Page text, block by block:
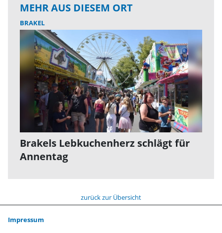
MEHR AUS DIESEM ORT
BRAKEL
Brakels Lebkuchenherz schlägt für
Annentag
zurück zur Übersicht
Impressum